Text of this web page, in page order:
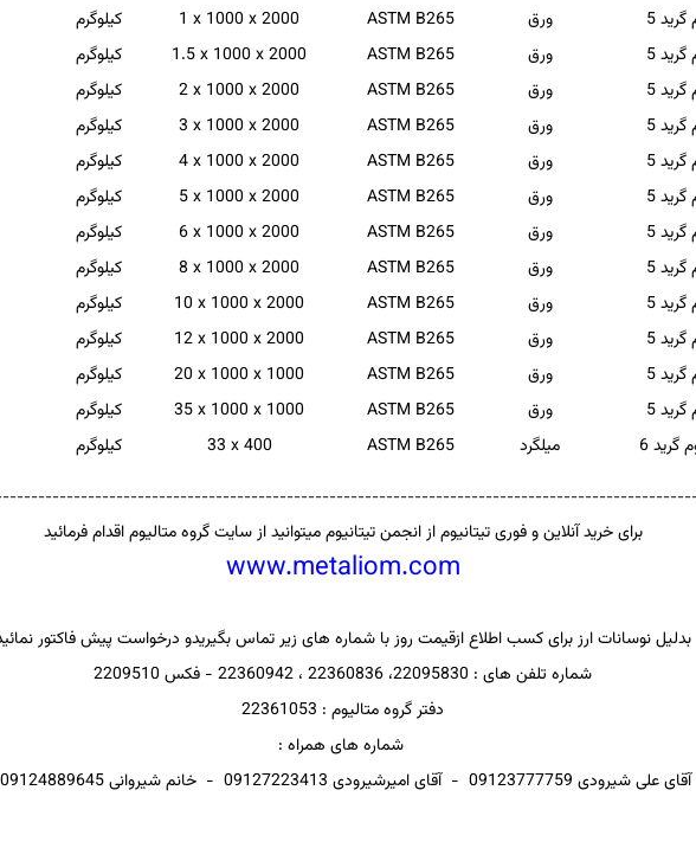
5
ورق ASTM B265
1 x 1000 x 2000
کیلوگرم
5
ورق ASTM B265
1.5 x 1000 x 2000
کیلوگرم
5
ورق ASTM B265
2 x 1000 x 2000
کیلوگرم
5
ورق ASTM B265
3 x 1000 x 2000
کیلوگرم
5
ورق ASTM B265
4 x 1000 x 2000
کیلوگرم
5
ورق ASTM B265
5 x 1000 x 2000
کیلوگرم
5
ورق ASTM B265
6 x 1000 x 2000
کیلوگرم
5
ورق ASTM B265
8 x 1000 x 2000
کیلوگرم
5
ورق ASTM B265
10 x 1000 x 2000
کیلوگرم
5
ورق ASTM B265
12 x 1000 x 2000
کیلوگرم
5
ورق ASTM B265
20 x 1000 x 1000
کیلوگرم
5
ورق ASTM B265
35 x 1000 x 1000
کیلوگرم
گرید 6
میلگرد ASTM B265
33 x 400 کیلوگرم
برای خرید آنلاین و فوری تیتانیوم از انجمن تیتانیوم میتوانید از سایت گروه متالیوم اقدام فرمائید
www.metaliom.com
بدلیل نوسانات ارز برای کسب اطلاع ازقیمت روز با شماره های زیر تماس بگیریدو درخواست پیش فاکتور
شماره تلفن های : 22095830، 22360836 ، 22360942 - فکس 2209510
دفتر گروه متالیوم : 22361053
شماره های همراه :
آقای علی شیرودی 09123777759 - آقای امیرشیرودی 09127223413 - خانم شیروانی 09124889645